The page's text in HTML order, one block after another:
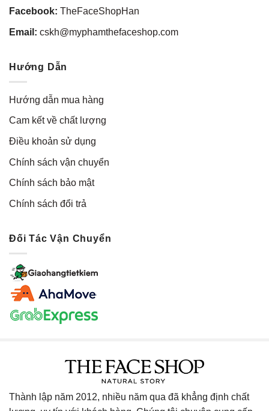
Facebook: TheFaceShopHan
Email: cskh@myphamthefaceshop.com
Hướng Dẫn
Hướng dẫn mua hàng
Cam kết về chất lượng
Điều khoản sử dụng
Chính sách vận chuyển
Chính sách bảo mật
Chính sách đổi trả
Đối Tác Vận Chuyển
Thành lập năm 2012, nhiều năm qua đã khẳng định chất